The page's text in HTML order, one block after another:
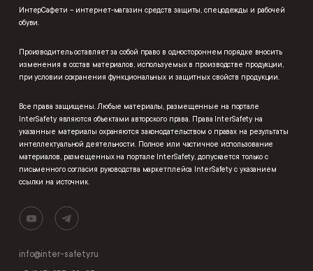
ИнтерСафети – интернет-магазин средств защиты, спецодежды и рабочей
обуви.
Производитель оставляет за собой право в одностороннем порядке вносить
изменения в состав материалов, используемых в производстве продукции,
при условии сохранения функциональных и защитных свойств продукции.
Все права защищены. Любые материалы, размещенные на портале
InterSafety являются объектами авторского права. Права InterSafety на
указанные материалы охраняются законодательством о правах на результаты
интеллектуальной деятельности. Полное или частичное использование
материалов, размещенных на портале InterSafety, допускается только с
письменного согласия руководства маркетплейса InterSafety с указанием
ссылки на источник.
info@inter-safety.ru